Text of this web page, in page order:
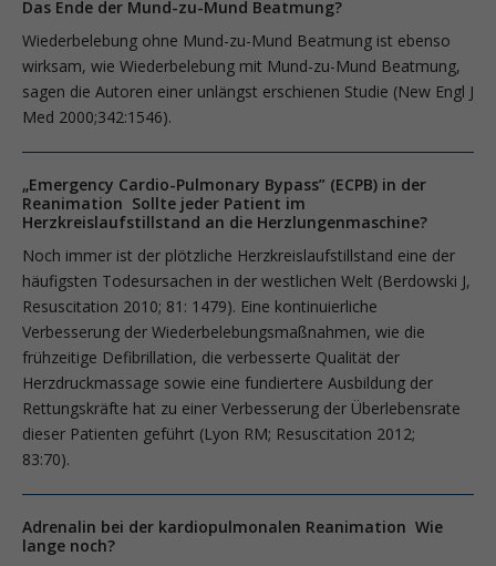
Das Ende der Mund-zu-Mund Beatmung?
Wiederbelebung ohne Mund-zu-Mund Beatmung ist ebenso
wirksam, wie Wiederbelebung mit Mund-zu-Mund Beatmung,
sagen die Autoren einer unlängst erschienen Studie (New Engl J
Med 2000;342:1546).
„Emergency Cardio-Pulmonary Bypass” (ECPB) in der
Reanimation Sollte jeder Patient im
Herzkreislaufstillstand an die Herzlungenmaschine?
Noch immer ist der plötzliche Herzkreislaufstillstand eine der
häufigsten Todesursachen in der westlichen Welt (Berdowski J,
Resuscitation 2010; 81: 1479). Eine kontinuierliche
Verbesserung der Wiederbelebungsmaßnahmen, wie die
frühzeitige Defibrillation, die verbesserte Qualität der
Herzdruckmassage sowie eine fundiertere Ausbildung der
Rettungskräfte hat zu einer Verbesserung der Überlebensrate
dieser Patienten geführt (Lyon RM; Resuscitation 2012;
83:70).
Adrenalin bei der kardiopulmonalen Reanimation Wie
lange noch?